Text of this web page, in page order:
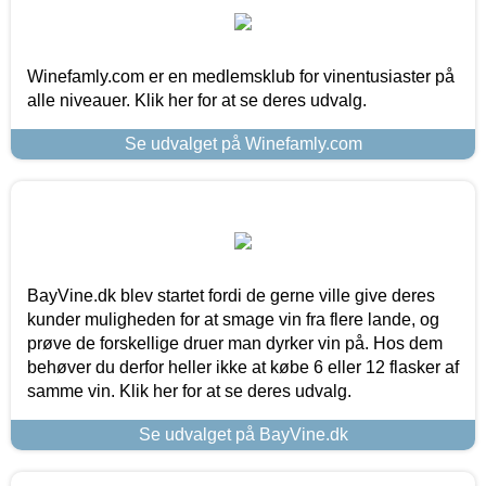
Winefamly.com er en medlemsklub for vinentusiaster på
alle niveauer. Klik her for at se deres udvalg.
Se udvalget på Winefamly.com
BayVine.dk blev startet fordi de gerne ville give deres
kunder muligheden for at smage vin fra flere lande, og
prøve de forskellige druer man dyrker vin på. Hos dem
behøver du derfor heller ikke at købe 6 eller 12 flasker af
samme vin. Klik her for at se deres udvalg.
Se udvalget på BayVine.dk